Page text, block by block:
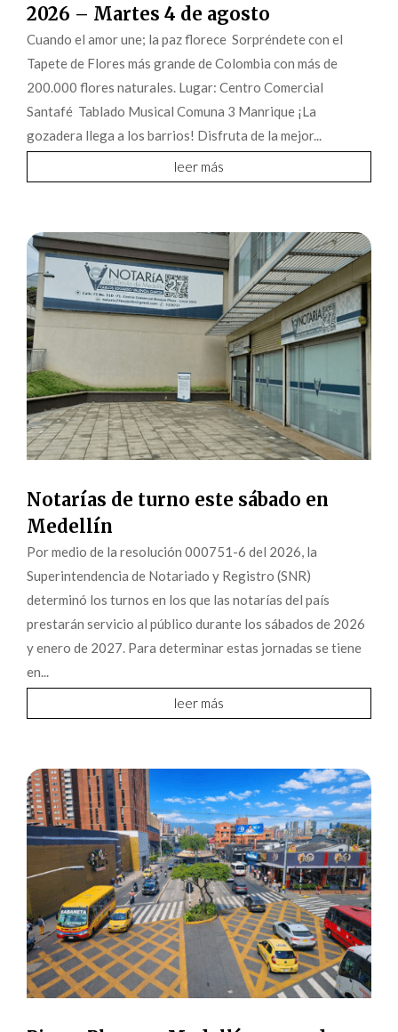
2026 – Martes 4 de agosto
Cuando el amor une; la paz florece Sorpréndete con el
Tapete de Flores más grande de Colombia con más de
200.000 flores naturales. Lugar: Centro Comercial
Santafé Tablado Musical Comuna 3 Manrique ¡La
gozadera llega a los barrios! Disfruta de la mejor...
leer más
Notarías de turno este sábado en
Medellín
Por medio de la resolución 000751-6 del 2026, la
Superintendencia de Notariado y Registro (SNR)
determinó los turnos en los que las notarías del país
prestarán servicio al público durante los sábados de 2026
y enero de 2027. Para determinar estas jornadas se tiene
en...
leer más